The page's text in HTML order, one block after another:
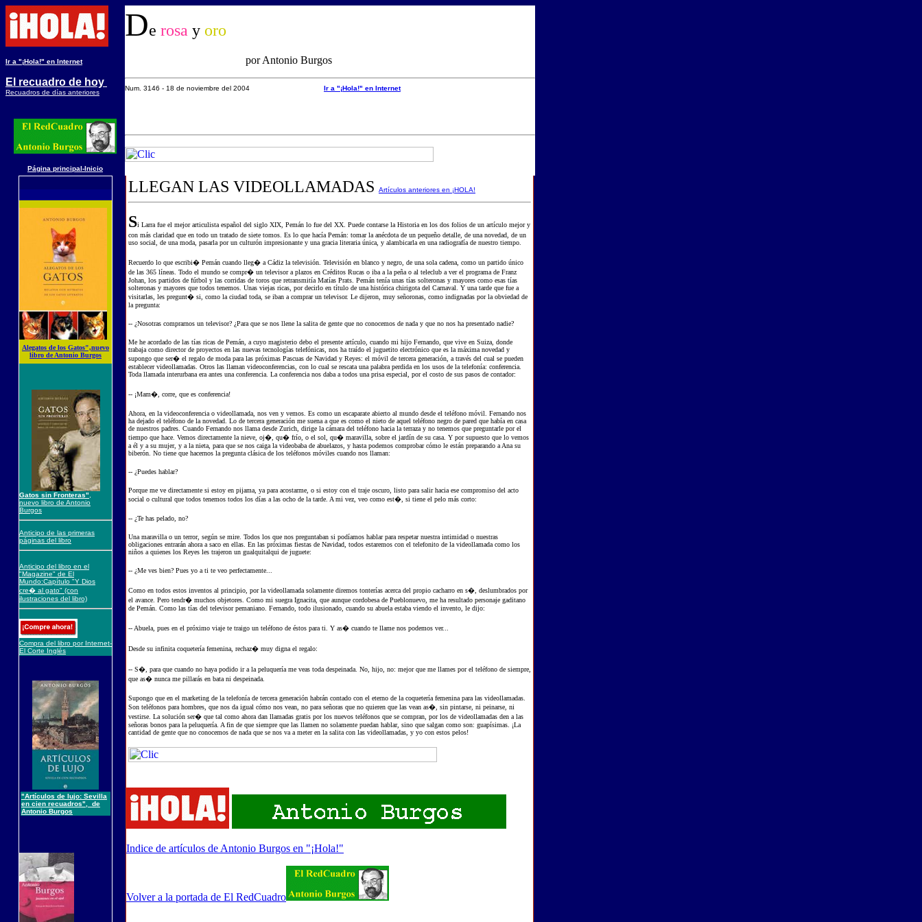
Ir a "¡Hola!" en Internet
El recuadro de hoy
Recuadros de días anteriores
De rosa y oro
por Antonio Burgos
Num. 3146 - 18 de noviembre del 2004 Ir a "¡Hola!" en Internet
Página principal-Inicio
Alegatos de los Gatos",nuevo
libro de Antonio Burgos
Gatos sin Fronteras"
nuevo libro de Antonio
Burgos
Anticipo de las primeras
páginas del libro
Anticipo del libro en el
"Magazine" de El
Mundo:Capítulo "Y Dios
cre� al gato" (con
ilustraciones del libro)
Compra del libro por Internet-
El Corte Inglés
"Artículos de lujo: Sevilla
en cien recuadros", de
Antonio Burgos
LLEGAN LAS VIDEOLLAMADAS Artículos anteriores en ¡HOLA!
Si Larra fue el mejor articulista español del siglo XIX, Pemán lo fue del XX. Puede contarse la Historia en los dos folios de un artículo mejor y
con más claridad que en todo un tratado de siete tomos. Es lo que hacía Pemán: tomar la anécdota de un pequeño detalle, de una novedad, de un
uso social, de una moda, pasarla por un culturón impresionante y una gracia literaria única, y alambicarla en una radiografía de nuestro tiempo.
Recuerdo lo que escribi� Pemán cuando lleg� a Cádiz la televisión. Televisión en blanco y negro, de una sola cadena, como un partido único
de las 365 líneas. Todo el mundo se compr� un televisor a plazos en Créditos Rucas o iba a la peña o al teleclub a ver el programa de Franz
Johan, los partidos de fútbol y las corridas de toros que retransmitía Matías Prats. Pemán tenía unas tías solteronas y mayores como esas tías
solteronas y mayores que todos tenemos. Unas viejas ricas, por decirlo en título de una histórica chirigota del Carnaval. Y una tarde que fue a
visitarlas, les pregunt� si, como la ciudad toda, se iban a comprar un televisor. Le dijeron, muy señoronas, como indignadas por la obviedad de
la pregunta:
-- ¿Nosotras comprarnos un televisor? ¿Para que se nos llene la salita de gente que no conocemos de nada y que no nos ha presentado nadie?
Me he acordado de las tías ricas de Pemán, a cuyo magisterio debo el presente artículo, cuando mi hijo Fernando, que vive en Suiza, donde
trabaja como director de proyectos en las nuevas tecnologías telefónicas, nos ha traído el juguetito electrónico que es la máxima novedad y
supongo que ser� el regalo de moda para las próximas Pascuas de Navidad y Reyes: el móvil de tercera generación, a través del cual se pueden
establecer videollamadas. Otros las llaman videoconferencias, con lo cual se rescata una palabra perdida en los usos de la telefonía: conferencia.
Toda llamada interurbana era antes una conferencia. La conferencia nos daba a todos una prisa especial, por el costo de sus pasos de contador:
-- ¡Mam�, corre, que es conferencia!
Ahora, en la videoconferencia o videollamada, nos ven y vemos. Es como un escaparate abierto al mundo desde el teléfono móvil. Fernando nos
ha dejado el teléfono de la novedad. Lo de tercera generación me suena a que es como el nieto de aquel teléfono negro de pared que había en casa
de nuestros padres. Cuando Fernando nos llama desde Zurich, dirige la cámara del teléfono hacia la terraza y no tenemos que preguntarle por el
tiempo que hace. Vemos directamente la nieve, oj�, qu� frío, o el sol, qu� maravilla, sobre el jardín de su casa. Y por supuesto que lo vemos
a él y a su mujer, y a la nieta, para que se nos caiga la videobaba de abuelazos, y hasta podemos comprobar cómo le están preparando a Ana su
biberón. No tiene que hacernos la pregunta clásica de los teléfonos móviles cuando nos llaman:
-- ¿Puedes hablar?
Porque me ve directamente si estoy en pijama, ya para acostarme, o si estoy con el traje oscuro, listo para salir hacia ese compromiso del acto
social o cultural que todos tenemos todos los días a las ocho de la tarde. A mi vez, veo como est�, si tiene el pelo más corto:
-- ¿Te has pelado, no?
Una maravilla o un terror, según se mire. Todos los que nos preguntaban si podíamos hablar para respetar nuestra intimidad o nuestras
obligaciones entrarán ahora a saco en ellas. En las próximas fiestas de Navidad, todos estaremos con el telefonito de la videollamada como los
niños a quienes los Reyes les trajeron un gualquitalqui de juguete:
-- ¿Me ves bien? Pues yo a ti te veo perfectamente...
Como en todos estos inventos al principio, por la videollamada solamente diremos tonterías acerca del propio cacharro en s�, deslumbrados por
el avance. Pero tendr� muchos objetores. Como mi suegra Ignacita, que aunque cordobesa de Pueblonuevo, me ha resultado personaje gaditano
de Pemán. Como las tías del televisor pemaniano. Fernando, todo ilusionado, cuando su abuela estaba viendo el invento, le dijo:
-- Abuela, pues en el próximo viaje te traigo un teléfono de éstos para ti. Y as� cuando te llame nos podemos ver...
Desde su infinita coquetería femenina, rechaz� muy digna el regalo:
-- S�, para que cuando no haya podido ir a la peluquería me veas toda despeinada. No, hijo, no: mejor que me llames por el teléfono de siempre,
que as� nunca me pillarás en bata ni despeinada.
Supongo que en el marketing de la telefonía de tercera generación habrán contado con el eterno de la coquetería femenina para las videollamadas.
Son teléfonos para hombres, que nos da igual cómo nos vean, no para señoras que no quieren que las vean as�, sin pintarse, ni peinarse, ni
vestirse. La solución ser� que tal como ahora dan llamadas gratis por los nuevos teléfonos que se compran, por los de videollamadas den a las
señoras bonos para la peluquería. A fin de que siempre que las llamen no solamente puedan hablar, sino que salgan como son: guapísimas. ¡La
cantidad de gente que no conocemos de nada que se nos va a meter en la salita con las videollamadas, y yo con estos pelos!
Indice de artículos de Antonio Burgos en "¡Hola!"
Volver a la portada de El RedCuadro